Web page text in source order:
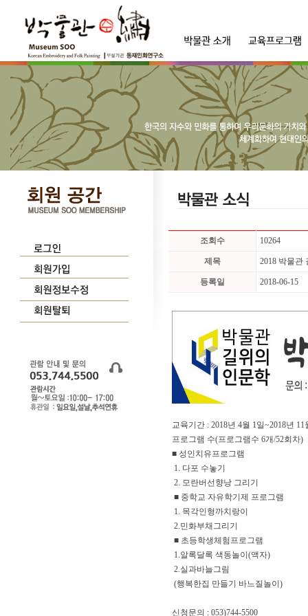
조회수 10264
제목 2018 박물관
등록일 2018-06-15
교육기간 : 2018년 4월 1일~2018년 11
프로그램 수(프로그램수 6개/52회차)
■ 성인치유프로그램
1. 다포 수놓기
2. 모란버선향낭 그리기
■ 중학교 자유학기제 프로그램
1. 목각인형까치랑이
2.민화부채그리기
■ 초등학생체험프로그램
1.알록달록 색동놀이(액자)
2.실과바늘그림
(행복한집 만들기 바느질놀이)
신청문의 : 053)744-5500